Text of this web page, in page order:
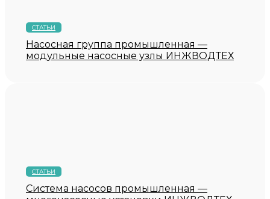
СТАТЬИ
Насосная группа промышленная —
модульные насосные узлы ИНЖВОДТЕХ
СТАТЬИ
Система насосов промышленная —